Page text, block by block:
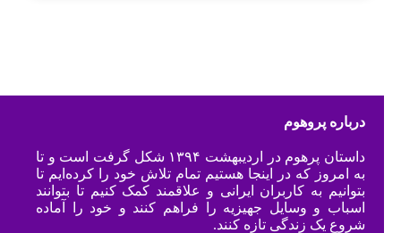
درباره پروهوم
داستان پرهوم در اردیبهشت ۱۳۹۴ شکل گرفت است و تا
به امروز که در اینجا هستیم تمام تلاش خود را کرده‌ایم تا
بتوانیم به کاربران ایرانی و علاقمند کمک کنیم تا بتوانند
اسباب و وسایل جهیزیه را فراهم کنند و خود را آماده
شروع یک زندگی تازه کنند.